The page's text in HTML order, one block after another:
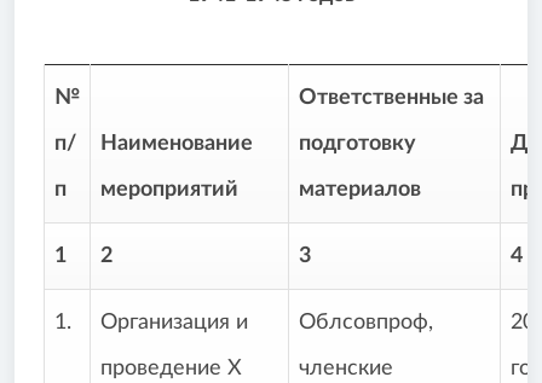
№
п/
п
Наименование
мероприятий
Ответственные за
подготовку
материалов
1 2 3 4
1. Организация и
проведение Х
Облсовпроф,
членские